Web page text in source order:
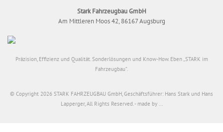
Stark Fahrzeugbau GmbH
Am Mittleren Moos 42, 86167 Augsburg
Präzision, Effizienz und Qualität. Sonderlösungen und Know-How. Eben „STARK im
Fahrzeugbau“.
© Copyright 2026 STARK FAHRZEUGBAU GmbH, Geschäftsführer: Hans Stark und Hans
Lapperger, All Rights Reserved. - made by ...